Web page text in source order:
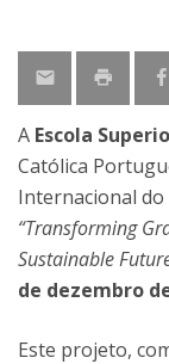
A Escola
Católica
Internacional do
“Transforming
Sustainable
de dezembro
Este projeto,